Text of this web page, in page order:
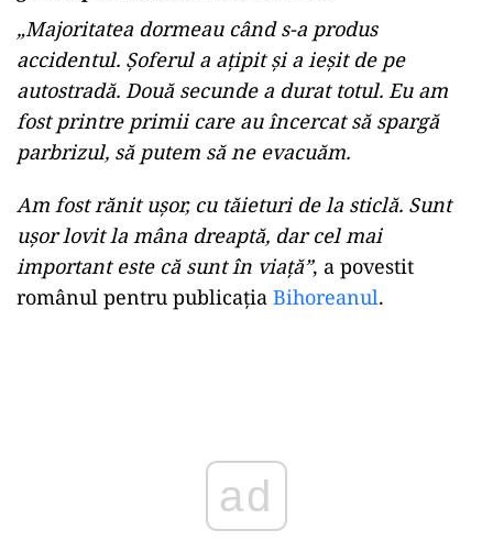
„Majoritatea dormeau când s-a produs
accidentul. Șoferul a ațipit și a ieșit de pe
autostradă. Două secunde a durat totul. Eu am
fost printre primii care au încercat să spargă
parbrizul, să putem să ne evacuăm.
Am fost rănit ușor, cu tăieturi de la sticlă. Sunt
ușor lovit la mâna dreaptă, dar cel mai
important este că sunt în viață”, a povestit
românul pentru publicaţia Bihoreanul.